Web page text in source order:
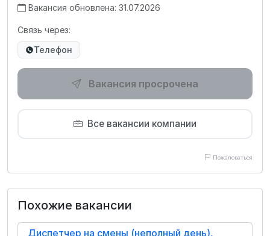
Вакансия обновлена: 31.07.2026
Связь через:
Телефон
Вакансия просрочена
Все вакансии компании
Пожаловаться
Похожие вакансии
Диспетчер на смены (неполный день),